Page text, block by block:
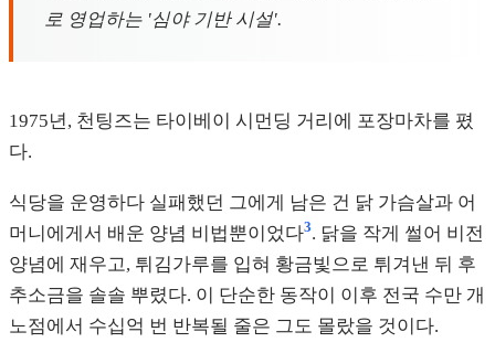
로 영업하는 '심야 기반 시설'.
1975년, 천팅즈는 타이베이 시먼딩 거리에 포장마차를 폈
다.
식당을 운영하다 실패했던 그에게 남은 건 닭 가슴살과 어
머니에게서 배운 양념 비법뿐이었다3. 닭을 작게 썰어 비전
양념에 재우고, 튀김가루를 입혀 황금빛으로 튀겨낸 뒤 후
추소금을 솔솔 뿌렸다. 이 단순한 동작이 이후 전국 수만 개
노점에서 수십억 번 반복될 줄은 그도 몰랐을 것이다.